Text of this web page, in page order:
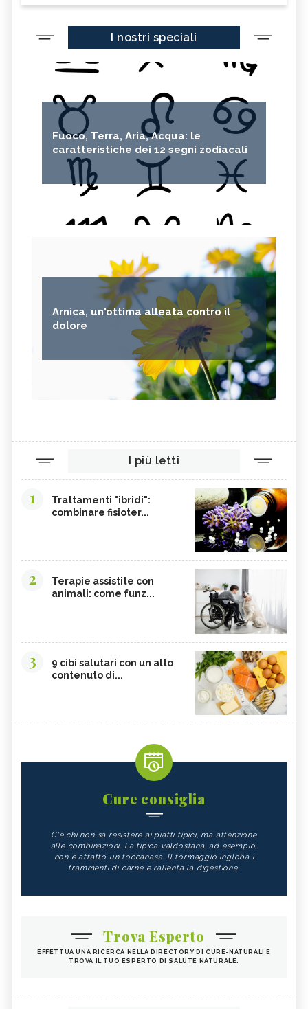
I nostri speciali
Fuoco, Terra, Aria, Acqua: le
caratteristiche dei 12 segni zodiacali
Arnica, un'ottima alleata contro il
dolore
I più letti
1
Trattamenti "ibridi":
combinare fisioter...
2
Terapie assistite con
animali: come funz...
3
9 cibi salutari con un alto
contenuto di...
Cure consiglia
C'è chi non sa resistere ai piatti tipici, ma attenzione
alle combinazioni. La tipica valdostana, ad esempio,
non è affatto un toccanasa. Il formaggio ingloba i
frammenti di carne e rallenta la digestione.
Trova Esperto
EFFETTUA UNA RICERCA NELLA DIRECTORY DI CURE-NATURALI E
TROVA IL TUO ESPERTO DI SALUTE NATURALE.